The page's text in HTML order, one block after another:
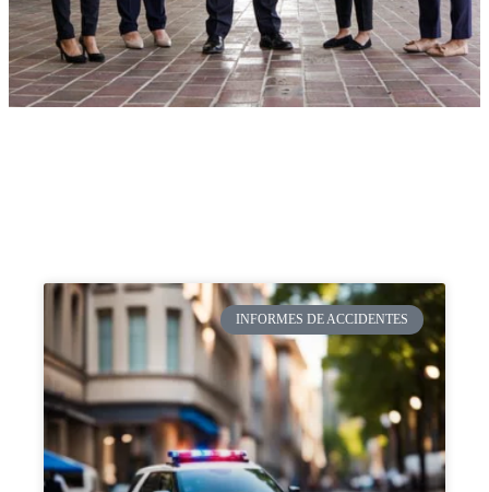
INFORMES DE ACCIDENTES